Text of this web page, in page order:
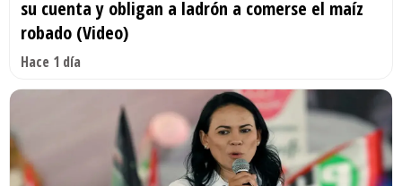
su cuenta y obligan a ladrón a comerse el maíz
robado (Video)
Hace 1 día